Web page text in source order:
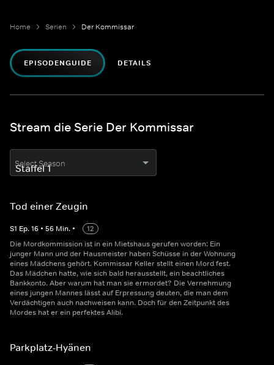
Home Serien Der Kommissar
EPISODENGUIDE DETAILS
Stream die Serie Der Kommissar
Select Season
Tod einer Zeugin
S1 Ep.16 • 56 Min. •
12
Die Mordkommission ist in ein Mietshaus gerufen worden: Ein
junger Mann und der Hausmeister haben Schüsse in der Wohnung
eines Mädchens gehört. Kommissar Keller stellt einen Mord fest.
Das Mädchen hatte, wie sich bald herausstellt, ein beachtliches
Bankkonto. Aber warum hat man sie ermordet? Die Vernehmung
eines jungen Mannes lässt auf Erpressung deuten, die man dem
Verdächtigen auch nachweisen kann. Doch für den Zeitpunkt des
Mordes hat er ein perfektes Alibi.
Parkplatz-Hyänen